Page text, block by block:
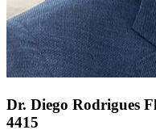
Dr. Diego Rodrigues
4415